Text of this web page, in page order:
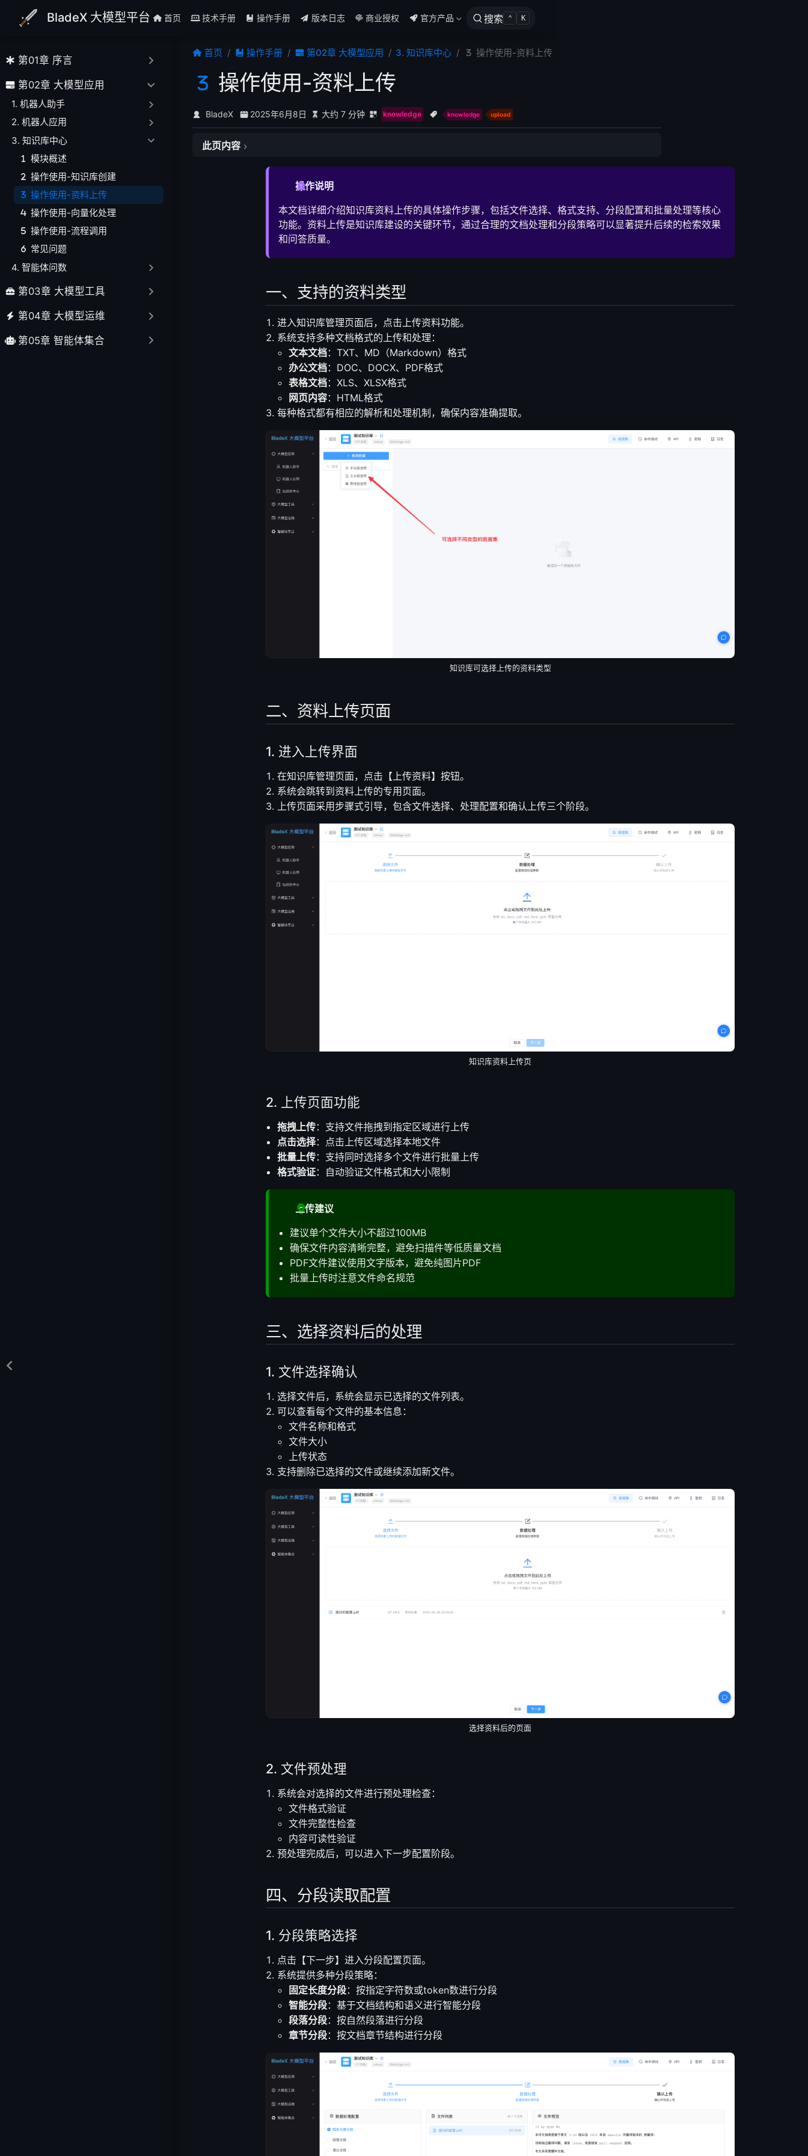
跳至主要內容
BladeX 大模型平台 首页 技术手册 操作手册 版本日志 商业授权 官方产品 搜索 ⌃ K
第01章 序言
第02章 大模型应用
1. 机器人助手
2. 机器人应用
3. 知识库中心
模块概述
操作使用-知识库创建
操作使用-资料上传
操作使用-向量化处理
操作使用-流程调用
常见问题
4. 智能体问数
第03章 大模型工具
第04章 大模型运维
第05章 智能体集合
首页 操作手册 第02章 大模型应用 3. 知识库中心 操作使用-资料上传
操作使用-资料上传
BladeX 2025年6月8日 大约 7 分钟 knowledge knowledge upload
此页内容
二、资料上传页面
2. 上传页面功能
三、选择资料后的处理
1. 自动跳转到知识库页面
八、高级上传功能
操作说明
本文档详细介绍知识库资料上传的具体操作步骤，包括文件选择、格式支持、分段配置和批量处理等核心
功能。资料上传是知识库建设的关键环节，通过合理的文档处理和分段策略可以显著提升后续的检索效果
和问答质量。
一、支持的资料类型
进入知识库管理页面后，点击上传资料功能。
系统支持多种文档格式的上传和处理：
文本文档：TXT、MD（Markdown）格式
办公文档：DOC、DOCX、PDF格式
表格文档：XLS、XLSX格式
网页内容：HTML格式
每种格式都有相应的解析和处理机制，确保内容准确提取。
知识库可选择上传的资料类型
二、资料上传页面
1. 进入上传界面
在知识库管理页面，点击【上传资料】按钮。
系统会跳转到资料上传的专用页面。
上传页面采用步骤式引导，包含文件选择、处理配置和确认上传三个阶段。
知识库资料上传页
2. 上传页面功能
拖拽上传：支持文件拖拽到指定区域进行上传
点击选择：点击上传区域选择本地文件
批量上传：支持同时选择多个文件进行批量上传
格式验证：自动验证文件格式和大小限制
上传建议
建议单个文件大小不超过100MB
确保文件内容清晰完整，避免扫描件等低质量文档
PDF文件建议使用文字版本，避免纯图片PDF
批量上传时注意文件命名规范
三、选择资料后的处理
1. 文件选择确认
选择文件后，系统会显示已选择的文件列表。
可以查看每个文件的基本信息：
文件名称和格式
文件大小
上传状态
支持删除已选择的文件或继续添加新文件。
选择资料后的页面
2. 文件预处理
系统会对选择的文件进行预处理检查：
文件格式验证
文件完整性检查
内容可读性验证
预处理完成后，可以进入下一步配置阶段。
四、分段读取配置
1. 分段策略选择
点击【下一步】进入分段配置页面。
系统提供多种分段策略：
固定长度分段：按指定字符数或token数进行分段
智能分段：基于文档结构和语义进行智能分段
段落分段：按自然段落进行分段
章节分段：按文档章节结构进行分段